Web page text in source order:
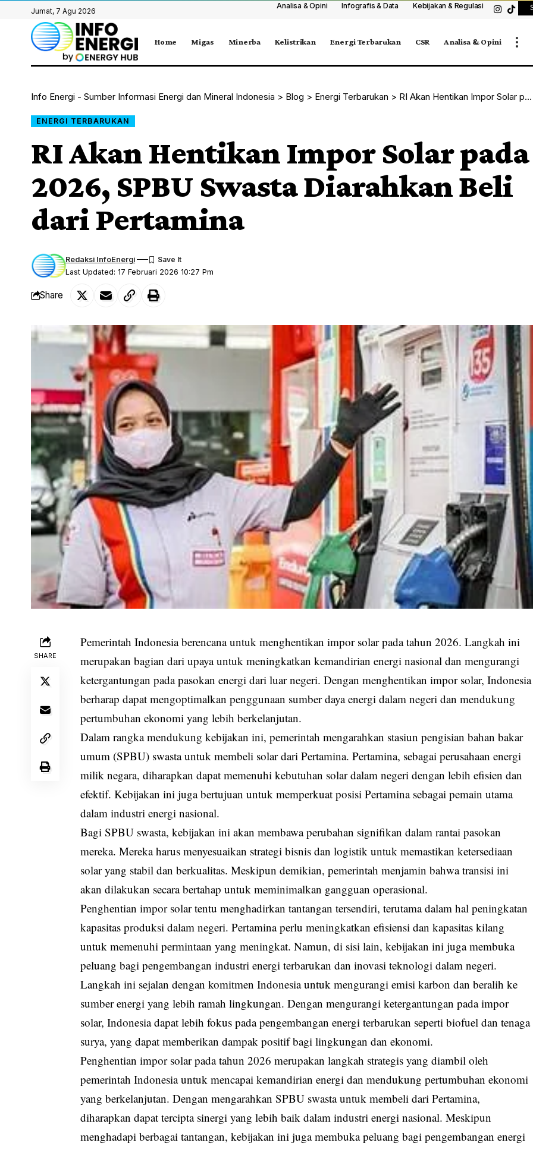
Jumat, 7 Agu 2026
Analisa & Opini Infografis & Data Kebijakan & Regulasi
Home Migas Minerba Kelistrikan Energi Terbarukan CSR Analisa & Opini
Info Energi - Sumber Informasi Energi dan Mineral Indonesia > Blog > Energi Terbarukan > RI Akan Hentikan Impor Solar pada 2026, SPBU Swasta Diarahkan Beli dari Pertamina
ENERGI TERBARUKAN
RI Akan Hentikan Impor Solar pada
2026, SPBU Swasta Diarahkan Beli
dari Pertamina
Last Updated: 17 Februari 2026 10:27 Pm
Redaksi InfoEnergi
Share
SHARE
Pemerintah Indonesia berencana untuk menghentikan impor solar pada tahun 2026. Langkah ini
merupakan bagian dari upaya untuk meningkatkan kemandirian energi nasional dan mengurangi
ketergantungan pada pasokan energi dari luar negeri. Dengan menghentikan impor solar, Indonesia
berharap dapat mengoptimalkan penggunaan sumber daya energi dalam negeri dan mendukung
pertumbuhan ekonomi yang lebih berkelanjutan.
Dalam rangka mendukung kebijakan ini, pemerintah mengarahkan stasiun pengisian bahan bakar
umum (SPBU) swasta untuk membeli solar dari Pertamina. Pertamina, sebagai perusahaan energi
milik negara, diharapkan dapat memenuhi kebutuhan solar dalam negeri dengan lebih efisien dan
efektif. Kebijakan ini juga bertujuan untuk memperkuat posisi Pertamina sebagai pemain utama
dalam industri energi nasional.
Bagi SPBU swasta, kebijakan ini akan membawa perubahan signifikan dalam rantai pasokan
mereka. Mereka harus menyesuaikan strategi bisnis dan logistik untuk memastikan ketersediaan
solar yang stabil dan berkualitas. Meskipun demikian, pemerintah menjamin bahwa transisi ini
akan dilakukan secara bertahap untuk meminimalkan gangguan operasional.
Penghentian impor solar tentu menghadirkan tantangan tersendiri, terutama dalam hal peningkatan
kapasitas produksi dalam negeri. Pertamina perlu meningkatkan efisiensi dan kapasitas kilang
untuk memenuhi permintaan yang meningkat. Namun, di sisi lain, kebijakan ini juga membuka
peluang bagi pengembangan industri energi terbarukan dan inovasi teknologi dalam negeri.
Langkah ini sejalan dengan komitmen Indonesia untuk mengurangi emisi karbon dan beralih ke
sumber energi yang lebih ramah lingkungan. Dengan mengurangi ketergantungan pada impor
solar, Indonesia dapat lebih fokus pada pengembangan energi terbarukan seperti biofuel dan tenaga
surya, yang dapat memberikan dampak positif bagi lingkungan dan ekonomi.
Penghentian impor solar pada tahun 2026 merupakan langkah strategis yang diambil oleh
pemerintah Indonesia untuk mencapai kemandirian energi dan mendukung pertumbuhan ekonomi
yang berkelanjutan. Dengan mengarahkan SPBU swasta untuk membeli dari Pertamina,
diharapkan dapat tercipta sinergi yang lebih baik dalam industri energi nasional. Meskipun
menghadapi berbagai tantangan, kebijakan ini juga membuka peluang bagi pengembangan energi